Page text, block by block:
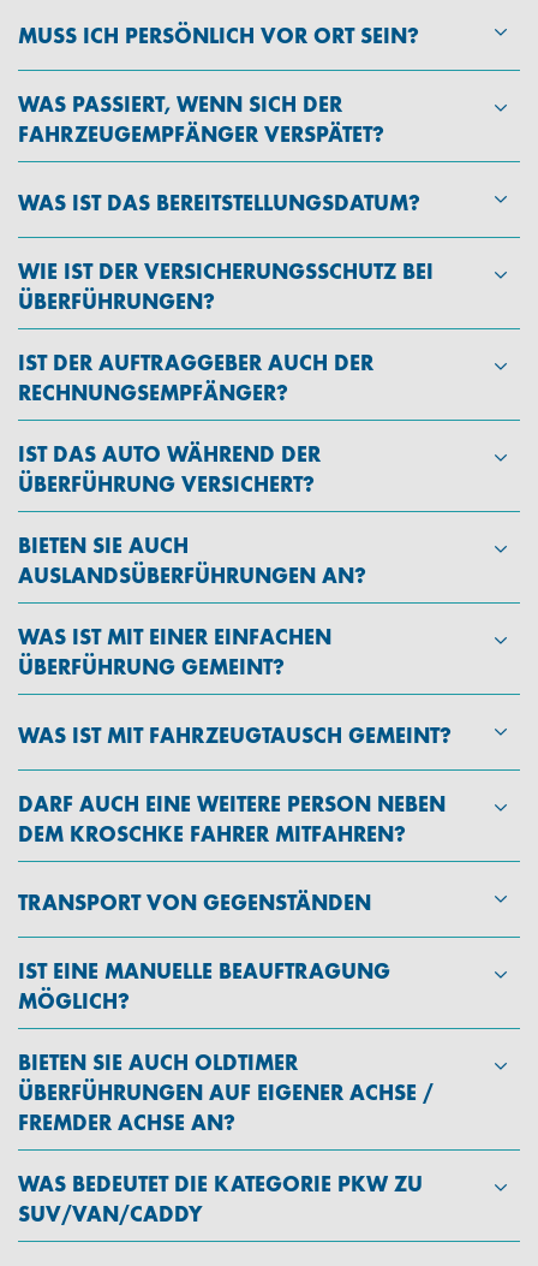
MUSS ICH PERSÖNLICH VOR ORT SEIN?
WAS PASSIERT, WENN SICH DER
FAHRZEUGEMPFÄNGER VERSPÄTET?
WAS IST DAS BEREITSTELLUNGSDATUM?
WIE IST DER VERSICHERUNGSSCHUTZ BEI
ÜBERFÜHRUNGEN?
IST DER AUFTRAGGEBER AUCH DER
RECHNUNGSEMPFÄNGER?
IST DAS AUTO WÄHREND DER
ÜBERFÜHRUNG VERSICHERT?
BIETEN SIE AUCH
AUSLANDSÜBERFÜHRUNGEN AN?
WAS IST MIT EINER EINFACHEN
ÜBERFÜHRUNG GEMEINT?
WAS IST MIT FAHRZEUGTAUSCH GEMEINT?
DARF AUCH EINE WEITERE PERSON NEBEN
DEM KROSCHKE FAHRER MITFAHREN?
TRANSPORT VON GEGENSTÄNDEN
IST EINE MANUELLE BEAUFTRAGUNG
MÖGLICH?
BIETEN SIE AUCH OLDTIMER
ÜBERFÜHRUNGEN AUF EIGENER ACHSE /
FREMDER ACHSE AN?
WAS BEDEUTET DIE KATEGORIE PKW ZU
SUV/VAN/CADDY